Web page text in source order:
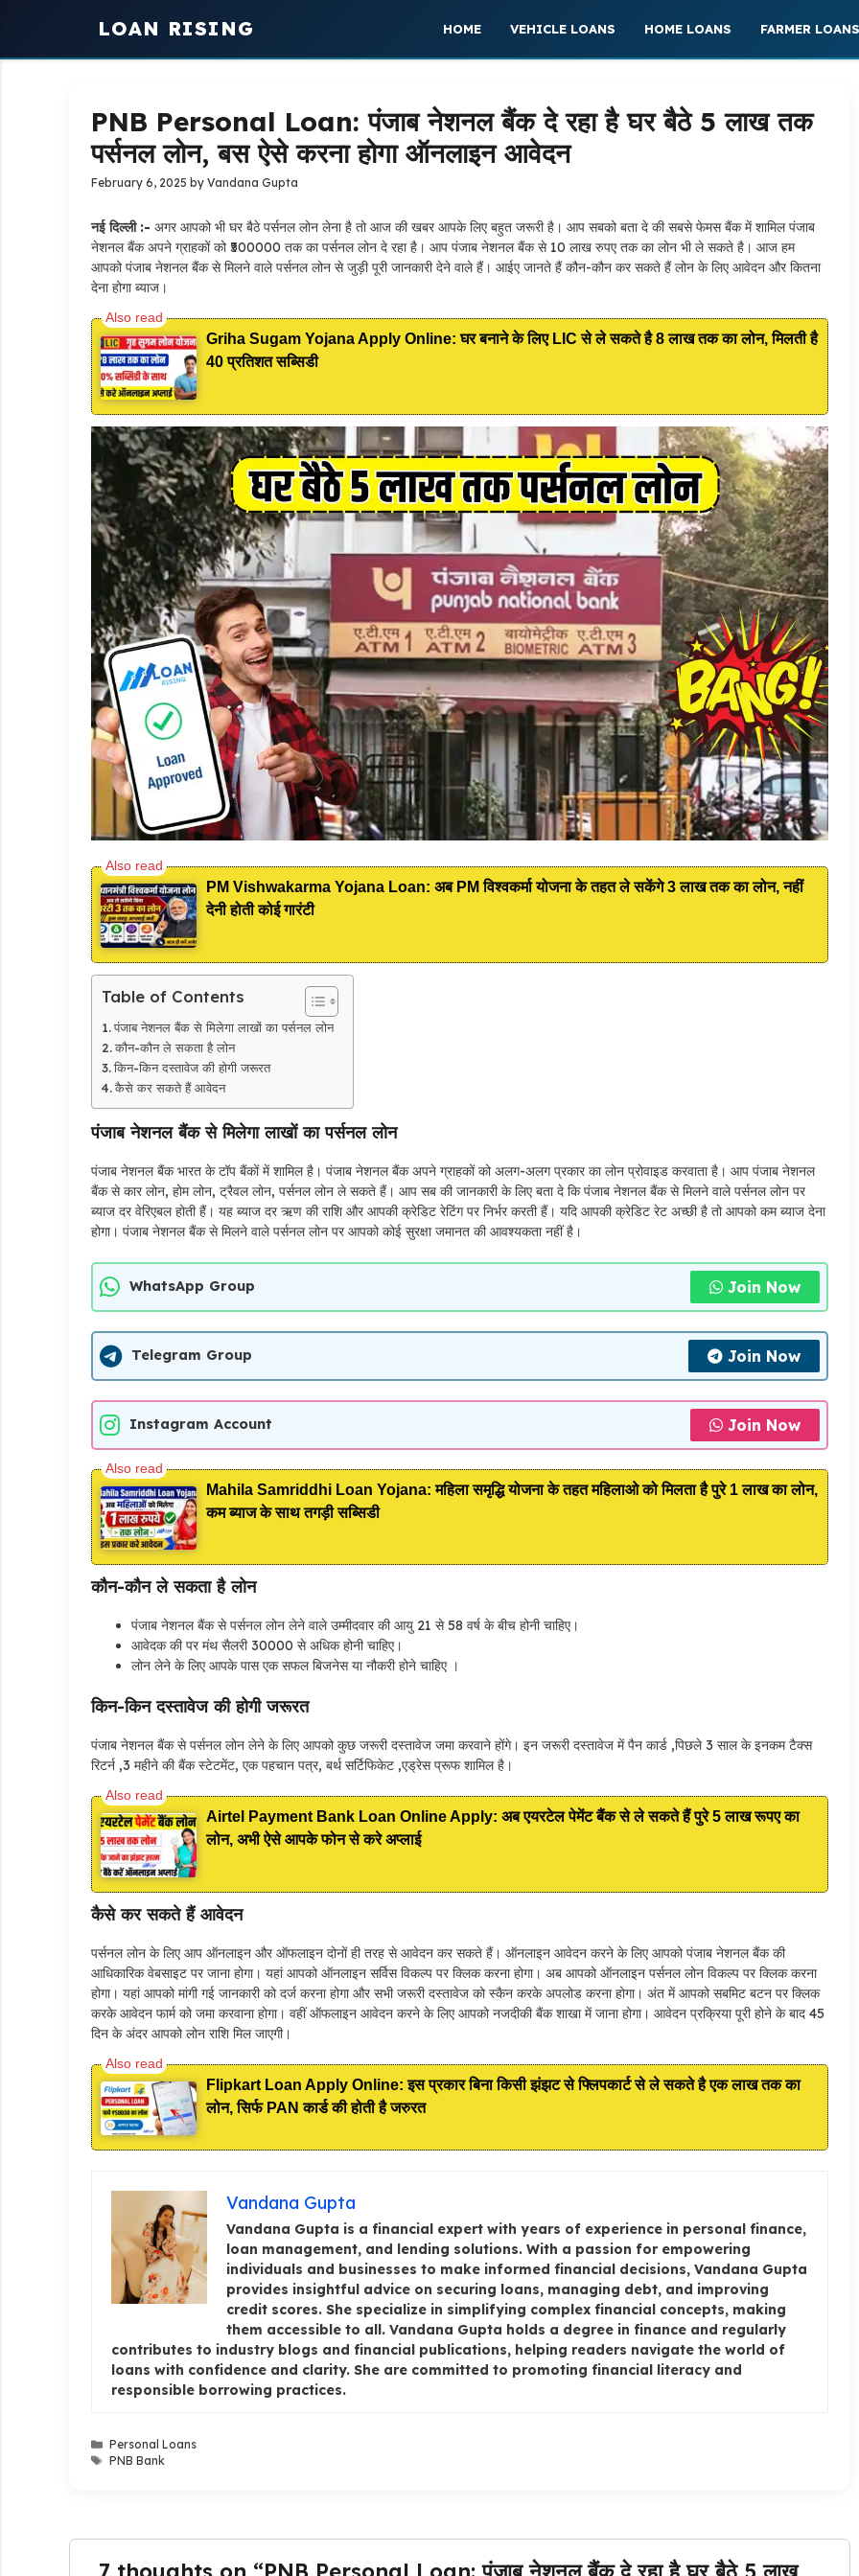
LOAN RISING HOME VEHICLE LOANS HOME LOANS FARMER LOANS
PNB Personal Loan: पंजाब नेशनल बैंक दे रहा है घर बैठे 5 लाख तक
पर्सनल लोन, बस ऐसे करना होगा ऑनलाइन आवेदन
February 6, 2025 by Vandana Gupta
नई दिल्ली :- अगर आपको भी घर बैठे पर्सनल लोन लेना है तो आज की खबर आपके लिए बहुत जरूरी है। आप सबको बता दे की सबसे फेमस बैंक में शामिल पंजाब
नेशनल बैंक अपने ग्राहकों को ₹500000 तक का पर्सनल लोन दे रहा है। आप पंजाब नेशनल बैंक से 10 लाख रुपए तक का लोन भी ले सकते है। आज हम
आपको पंजाब नेशनल बैंक से मिलने वाले पर्सनल लोन से जुड़ी पूरी जानकारी देने वाले हैं। आईए जानते हैं कौन-कौन कर सकते हैं लोन के लिए आवेदन और कितना
देना होगा ब्याज।
Griha Sugam Yojana Apply Online: घर बनाने के लिए LIC से ले सकते है 8 लाख तक का लोन, मिलती है
40 प्रतिशत सब्सिडी
PM Vishwakarma Yojana Loan: अब PM विश्वकर्मा योजना के तहत ले सकेंगे 3 लाख तक का लोन, नहीं
देनी होती कोई गारंटी
Table of Contents
पंजाब नेशनल बैंक से मिलेगा लाखों का पर्सनल लोन
कौन-कौन ले सकता है लोन
किन-किन दस्तावेज की होगी जरूरत
कैसे कर सकते हैं आवेदन
पंजाब नेशनल बैंक से मिलेगा लाखों का पर्सनल लोन
पंजाब नेशनल बैंक भारत के टॉप बैंकों में शामिल है। पंजाब नेशनल बैंक अपने ग्राहकों को अलग-अलग प्रकार का लोन प्रोवाइड करवाता है। आप पंजाब नेशनल
बैंक से कार लोन, होम लोन, ट्रैवल लोन, पर्सनल लोन ले सकते हैं। आप सब की जानकारी के लिए बता दे कि पंजाब नेशनल बैंक से मिलने वाले पर्सनल लोन पर
ब्याज दर वेरिएबल होती हैं। यह ब्याज दर ऋण की राशि और आपकी क्रेडिट रेटिंग पर निर्भर करती हैं। यदि आपकी क्रेडिट रेट अच्छी है तो आपको कम ब्याज देना
होगा। पंजाब नेशनल बैंक से मिलने वाले पर्सनल लोन पर आपको कोई सुरक्षा जमानत की आवश्यकता नहीं है।
WhatsApp Group Join Now
Telegram Group Join Now
Instagram Account Join Now
Mahila Samriddhi Loan Yojana: महिला समृद्धि योजना के तहत महिलाओ को मिलता है पुरे 1 लाख का लोन,
कम ब्याज के साथ तगड़ी सब्सिडी
कौन-कौन ले सकता है लोन
पंजाब नेशनल बैंक से पर्सनल लोन लेने वाले उम्मीदवार की आयु 21 से 58 वर्ष के बीच होनी चाहिए।
आवेदक की पर मंथ सैलरी 30000 से अधिक होनी चाहिए।
लोन लेने के लिए आपके पास एक सफल बिजनेस या नौकरी होने चाहिए ।
किन-किन दस्तावेज की होगी जरूरत
पंजाब नेशनल बैंक से पर्सनल लोन लेने के लिए आपको कुछ जरूरी दस्तावेज जमा करवाने होंगे। इन जरूरी दस्तावेज में पैन कार्ड ,पिछले 3 साल के इनकम टैक्स
रिटर्न ,3 महीने की बैंक स्टेटमेंट, एक पहचान पत्र, बर्थ सर्टिफिकेट ,एड्रेस प्रूफ शामिल है।
Airtel Payment Bank Loan Online Apply: अब एयरटेल पेमेंट बैंक से ले सकते हैं पुरे 5 लाख रूपए का
लोन, अभी ऐसे आपके फोन से करे अप्लाई
कैसे कर सकते हैं आवेदन
पर्सनल लोन के लिए आप ऑनलाइन और ऑफलाइन दोनों ही तरह से आवेदन कर सकते हैं। ऑनलाइन आवेदन करने के लिए आपको पंजाब नेशनल बैंक की
आधिकारिक वेबसाइट पर जाना होगा। यहां आपको ऑनलाइन सर्विस विकल्प पर क्लिक करना होगा। अब आपको ऑनलाइन पर्सनल लोन विकल्प पर क्लिक करना
होगा। यहां आपको मांगी गई जानकारी को दर्ज करना होगा और सभी जरूरी दस्तावेज को स्कैन करके अपलोड करना होगा। अंत में आपको सबमिट बटन पर क्लिक
करके आवेदन फार्म को जमा करवाना होगा। वहीं ऑफलाइन आवेदन करने के लिए आपको नजदीकी बैंक शाखा में जाना होगा। आवेदन प्रक्रिया पूरी होने के बाद 45
दिन के अंदर आपको लोन राशि मिल जाएगी।
Flipkart Loan Apply Online: इस प्रकार बिना किसी झंझट से फ्लिपकार्ट से ले सकते है एक लाख तक का
लोन, सिर्फ PAN कार्ड की होती है जरुरत
Vandana Gupta
Vandana Gupta is a financial expert with years of experience in personal finance,
loan management, and lending solutions. With a passion for empowering
individuals and businesses to make informed financial decisions, Vandana Gupta
provides insightful advice on securing loans, managing debt, and improving
credit scores. She specialize in simplifying complex financial concepts, making
them accessible to all. Vandana Gupta holds a degree in finance and regularly
contributes to industry blogs and financial publications, helping readers navigate the world of
loans with confidence and clarity. She are committed to promoting financial literacy and
responsible borrowing practices.
Categories
Personal Loans
Tags
PNB Bank